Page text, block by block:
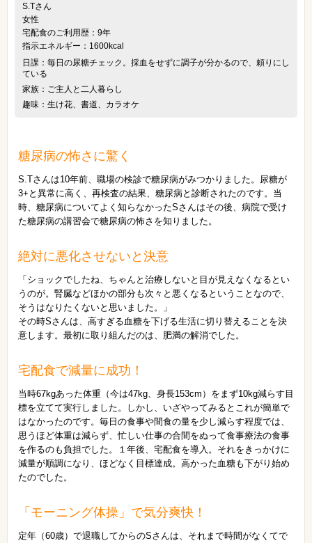
S.Tさん
女性
宅配食のご利用歴：9年
指示エネルギー：1600kcal
日課：毎日の尿糖チェック。採血をせずに調子が分かるので、頼りにし
ている
家族：ご主人と二人暮らし
趣味：生け花、書道、カラオケ
糖尿病の怖さに驚く
S.Tさんは10年前、職場の検診で糖尿病がみつかりました。尿糖が
3+と異常に高く、再検査の結果、糖尿病と診断されたのです。当
時、糖尿病についてよく知らなかったSさんはその後、病院で受け
た糖尿病の講習会で糖尿病の怖さを知りました。
絶対に悪化させないと決意
「ショックでしたね、ちゃんと治療しないと目が見えなくなるとい
うのが。腎臓などほかの部分も次々と悪くなるということなので、
そうはなりたくないと思いました。」
その時Sさんは、高すぎる血糖を下げる生活に切り替えることを決
意します。最初に取り組んだのは、肥満の解消でした。
宅配食で減量に成功！
当時67kgあった体重（今は47kg、身長153cm）をまず10kg減らす目
標を立てて実行しました。しかし、いざやってみるとこれが簡単で
はなかったのです。毎日の食事や間食の量を少し減らす程度では、
思うほど体重は減らず、忙しい仕事の合間をぬって食事療法の食事
を作るのも負担でした。１年後、宅配食を導入。それをきっかけに
減量が順調になり、ほどなく目標達成。高かった血糖も下がり始め
たのでした。
「モーニング体操」で気分爽快！
定年（60歳）で退職してからのSさんは、それまで時間がなくてで